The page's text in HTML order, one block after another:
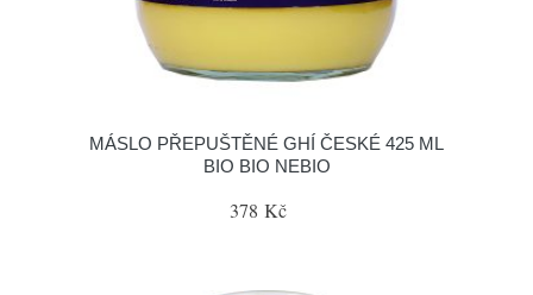
MÁSLO PŘEPUŠTĚNÉ GHÍ ČESKÉ 425 ML
BIO BIO NEBIO
378 Kč